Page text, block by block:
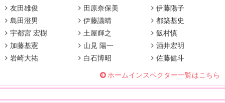
友田雄俊
田原奈保美
伊藤陽子
島田澄男
伊藤議晴
都築基史
宇都宮 宏樹
土屋輝之
飯村慎
加藤基憲
山見 陽一
酒井宏明
岩崎大祐
白石博昭 佐藤健斗
ホームインスペクター一覧はこちら